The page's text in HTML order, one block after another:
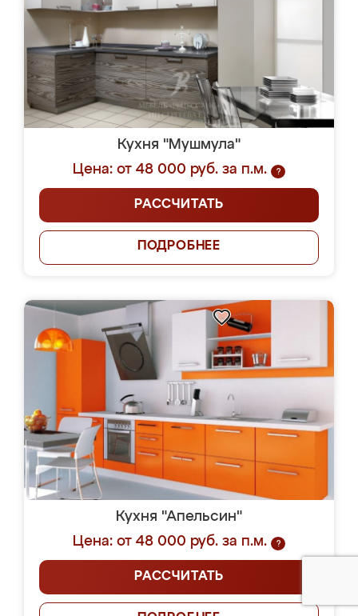
Кухня "Мушмула"
Цена: от 48 000 руб. за п.м.
?
РАССЧИТАТЬ
ПОДРОБНЕЕ
Кухня "Апельсин"
Цена: от 48 000 руб. за п.м.
?
РАССЧИТАТЬ